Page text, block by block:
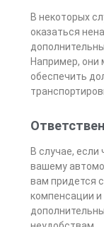
В некоторых
оказаться
Например, они
обеспечить
В случае, если
вашему
вам придется
компенсации